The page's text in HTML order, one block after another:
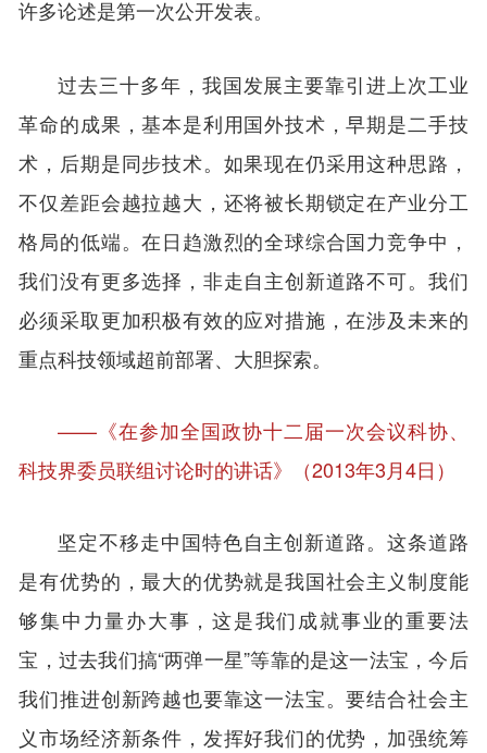
许多论述是第一次公开发表。
过去三十多年，我国发展主要靠引进上次工业
革命的成果，基本是利用国外技术，早期是二手技
术，后期是同步技术。如果现在仍采用这种思路，
不仅差距会越拉越大，还将被长期锁定在产业分工
格局的低端。在日趋激烈的全球综合国力竞争中，
我们没有更多选择，非走自主创新道路不可。我们
必须采取更加积极有效的应对措施，在涉及未来的
重点科技领域超前部署、大胆探索。
——《在参加全国政协十二届一次会议科协、
科技界委员联组讨论时的讲话》（2013年3月4日）
坚定不移走中国特色自主创新道路。这条道路
是有优势的，最大的优势就是我国社会主义制度能
够集中力量办大事，这是我们成就事业的重要法
宝，过去我们搞“两弹一星”等靠的是这一法宝，今后
我们推进创新跨越也要靠这一法宝。要结合社会主
义市场经济新条件，发挥好我们的优势，加强统筹